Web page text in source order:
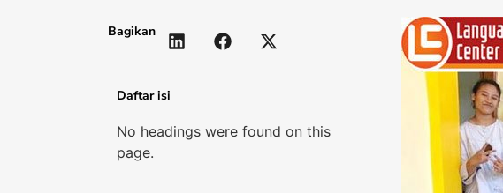
Bagikan
Daftar isi
No headings were found on this
page.